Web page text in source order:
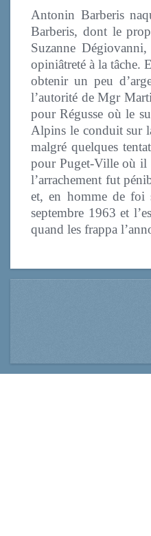
Antonin Barberis
Barberis, dont le
Suzanne
opiniâtreté à la tâche.
obtenir un peu
l’autorité de Mgr
pour Régusse où le
Alpins le conduit sur
malgré quelques
pour Puget-Ville où il
l’arrachement fut
et, en homme de foi
septembre 1963 et
quand les frappa